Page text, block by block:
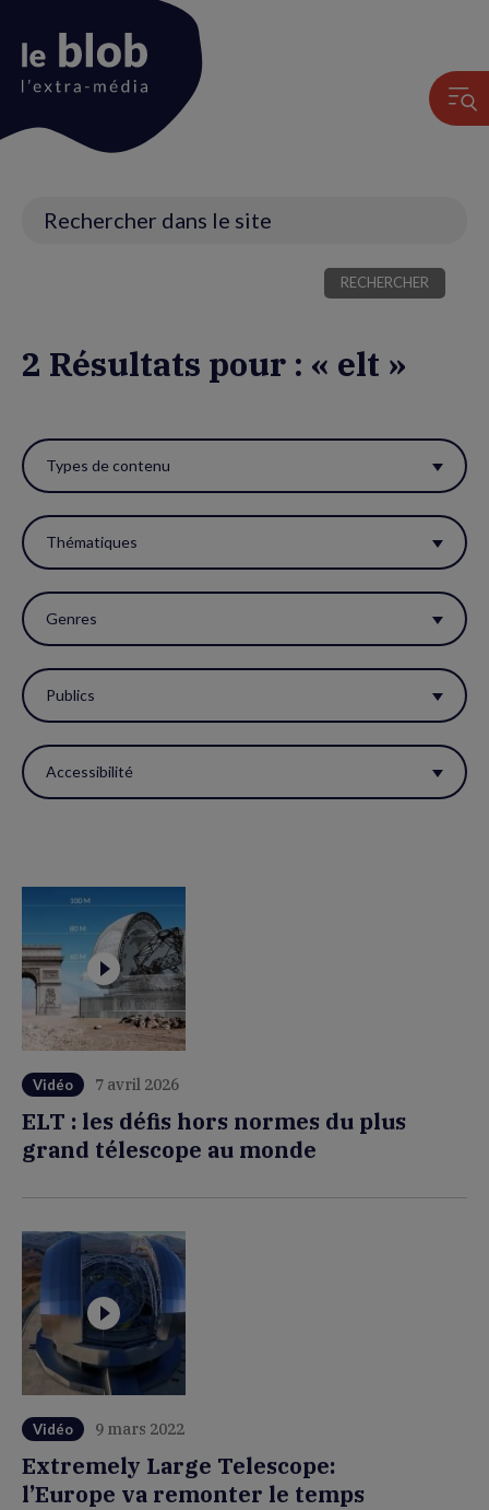
2 Résultats pour : « elt »
ces
filtres
pour
réactualiser
la
page.
Types de contenu
Thématiques
Genres
Publics
Accessibilité
Vidéo 7 avril 2026
ELT : les défis hors normes du plus
grand télescope au monde
Vidéo 9 mars 2022
Extremely Large Telescope:
l’Europe va remonter le temps